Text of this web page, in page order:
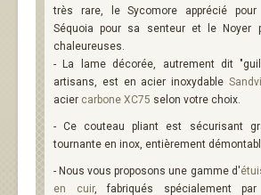
très rare, le Sycomore apprécié
Séquoia pour sa senteur et le Noyer
chaleureuses.
- La lame décorée, autrement dit
artisans, est en acier inoxydable
acier carbone XC75 selon votre choix.
- Ce couteau pliant est sécurisant
tournante en inox, entièrement
- Nous vous proposons une gamme d'
en cuir, fabriqués spécialement